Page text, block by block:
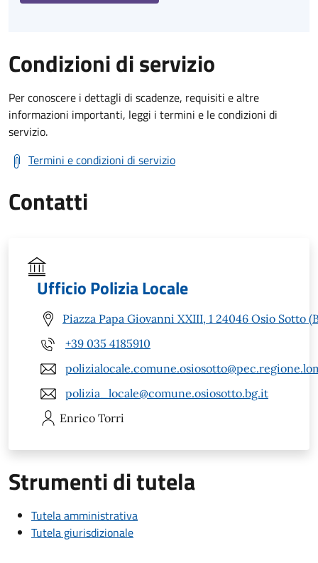
Condizioni di servizio
Per conoscere i dettagli di scadenze, requisiti e altre
informazioni importanti, leggi i termini e le condizioni di
servizio.
Termini e condizioni di servizio
Contatti
Ufficio Polizia Locale
Piazza Papa Giovanni XXIII, 1 24046 Osio Sotto
+39 035 4185910
polizia_locale@comune.osiosotto.bg.it
Enrico Torri
Strumenti di tutela
Tutela amministrativa
Tutela giurisdizionale